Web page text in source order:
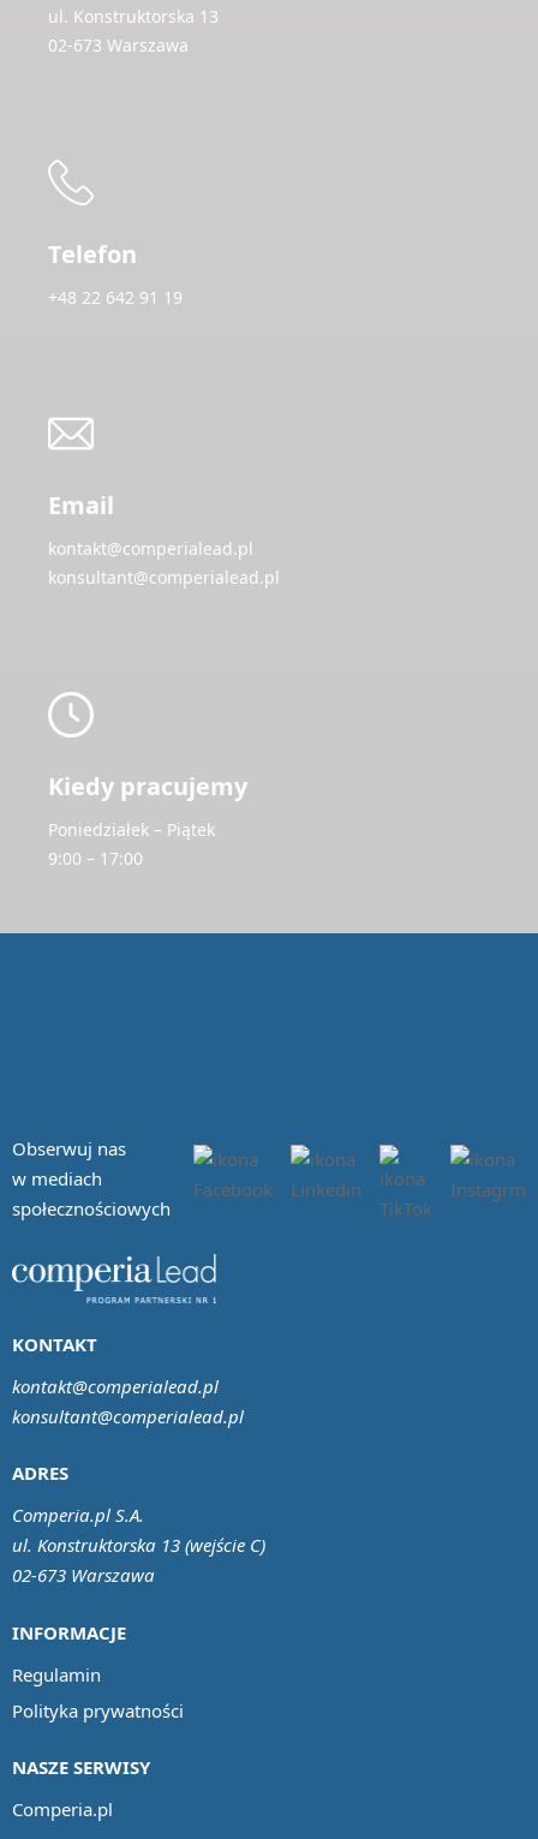
ul. Konstruktorska 13
02-673 Warszawa
Telefon
+48 22 642 91 19
Email
kontakt@comperialead.pl
konsultant@comperialead.pl
Kiedy pracujemy
Poniedziałek – Piątek
9:00 – 17:00
Obserwuj nas
w mediach
społecznościowych
INFORMACJE
Regulamin
Polityka prywatności
NASZE SERWISY
Comperia.pl
ADRES
Comperia.pl S.A.
ul. Konstruktorska 13 (wejście C)
02-673 Warszawa
KONTAKT
kontakt@comperialead.pl
konsultant@comperialead.pl